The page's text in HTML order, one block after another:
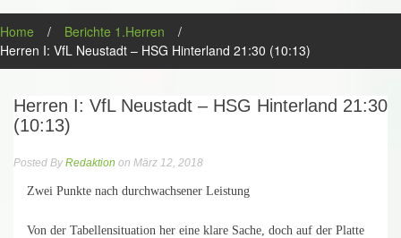
Home / Berichte 1.Herren
/
Herren I: VfL Neustadt – HSG Hinterland 21:30 (10:13)
Herren I: VfL Neustadt – HSG Hinterland 21:30
(10:13)
Posted ByRedaktion on März 12, 2018
Zwei Punkte nach durchwachsener Leistung
Von der Tabellensituation her eine klare Sache, doch auf der Platte